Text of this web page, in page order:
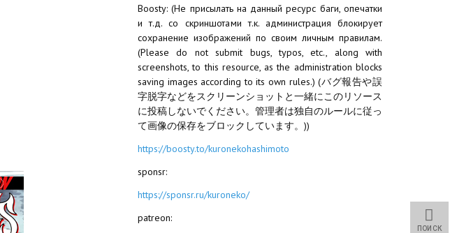
Boosty: (Не присылать на данный ресурс баги, опечатки
и т.д. со скриншотами т.к. администрация блокирует
сохранение изображений по своим личным правилам.
(Please do not submit bugs, typos, etc., along with
screenshots, to this resource, as the administration blocks
saving images according to its own rules.) (バグ報告や誤
字脱字などをスクリーンショットと一緒にこのリソース
に投稿しないでください。管理者は独自のルールに従っ
て画像の保存をブロックしています。))
https://boosty.to/kuronekohashimoto
sponsr:
https://sponsr.ru/kuroneko/
patreon:
ПОИСК